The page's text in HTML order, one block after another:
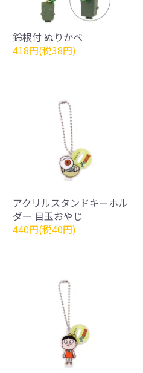
鈴根付 ぬりかべ
418円(税38円)
アクリルスタンドキーホル
ダー 目玉おやじ
440円(税40円)